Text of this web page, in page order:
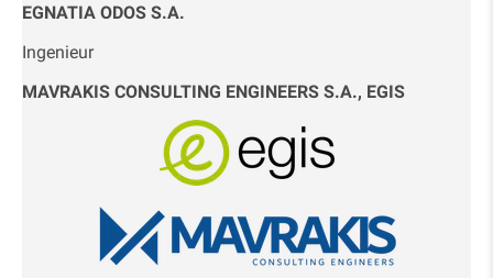
EGNATIA ODOS S.A.
Ingenieur
MAVRAKIS CONSULTING ENGINEERS S.A., EGIS